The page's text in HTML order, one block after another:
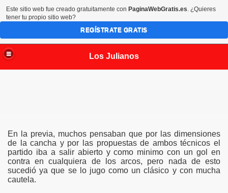
Los Julianos
En la previa, muchos pensaban que por las dimensiones
de la cancha y por las propuestas de ambos técnicos el
partido iba a salir abierto y como minimo con un gol en
contra en cualquiera de los arcos, pero nada de esto
sucedió ya que se lo jugo como un clásico y con mucha
cautela.
Este sitio web fue creado gratuitamente con PaginaWebGratis.es. ¿Quieres
tener tu propio sitio web?
REGÍSTRATE GRATIS